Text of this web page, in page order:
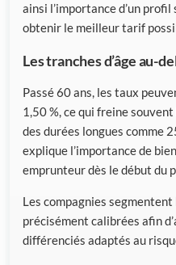
ainsi l’importance d’un
obtenir le meilleur tarif
Les tranches d’âge au-
Passé 60 ans, les taux
1,50 %, ce qui freine
des durées longues comme
explique l’importance de
emprunteur dès le début du
Les compagnies
précisément calibrées afin
différenciés adaptés au